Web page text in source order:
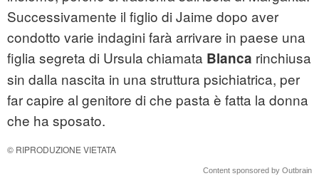
Successivamente il figlio di Jaime dopo aver
condotto varie indagini farà arrivare in paese una
figlia segreta di Ursula chiamata Blanca rinchiusa
sin dalla nascita in una struttura psichiatrica, per
far capire al genitore di che pasta è fatta la donna
che ha sposato.
© RIPRODUZIONE VIETATA
Content sponsored by Outbrain